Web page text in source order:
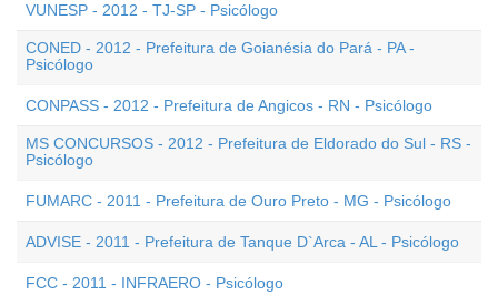
VUNESP - 2012 - TJ-SP - Psicólogo
CONED - 2012 - Prefeitura de Goianésia do Pará - PA -
Psicólogo
CONPASS - 2012 - Prefeitura de Angicos - RN - Psicólogo
MS CONCURSOS - 2012 - Prefeitura de Eldorado do Sul - RS -
Psicólogo
FUMARC - 2011 - Prefeitura de Ouro Preto - MG - Psicólogo
ADVISE - 2011 - Prefeitura de Tanque D`Arca - AL - Psicólogo
FCC - 2011 - INFRAERO - Psicólogo